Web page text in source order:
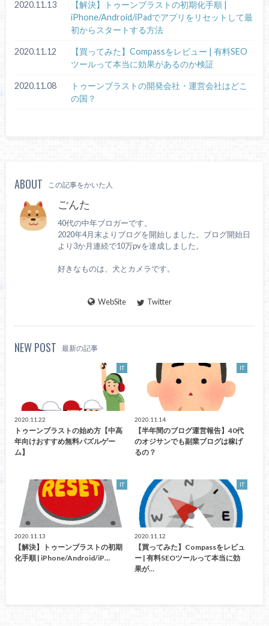
2020.11.13
【解決】トゥーンブラストの初期化手順 |
iPhone/Android/iPadでアプリをリセットして最
初からスタートする方法
2020.11.12
【買ってみた】Compassをレビュー | 有料SEO
ツールって本当に効果があるのか検証
2020.11.08
トゥーンブラストの開発会社・運営会社はどこ
の国？
ABOUT この記事をかいた人
ごんた
40代の中年ブロガーです。
2020年4月末よりブログを開始しました。ブログ開始日
より3か月連続で10万pvを達成しました。
好きなものは、犬とカメラです。
WebSite Twitter
NEW POST 最新の記事
IT
2020.11.22
トゥーンブラストの始め方【中高
年向けおすすめ無料パズルゲー
ム】
IT
2020.11.14
【半年間のブログ運営報告】40代
のオジサンでも副業ブログは稼げ
るの？
IT
2020.11.13
【解決】トゥーンブラストの初期
化手順 | iPhone/Android/iP…
IT
2020.11.12
【買ってみた】Compassをレビュ
ー | 有料SEOツールって本当に効
果が…